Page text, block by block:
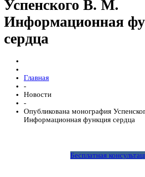
Успенского В. М.
Информационная
сердца
Главная
-
Новости
-
Опубликована монография
Информационная функция сердца
Бесплатная